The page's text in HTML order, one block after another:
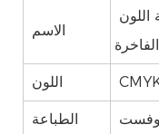
الاسم
اللون
الطباعة